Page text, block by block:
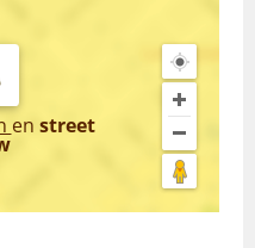
en street